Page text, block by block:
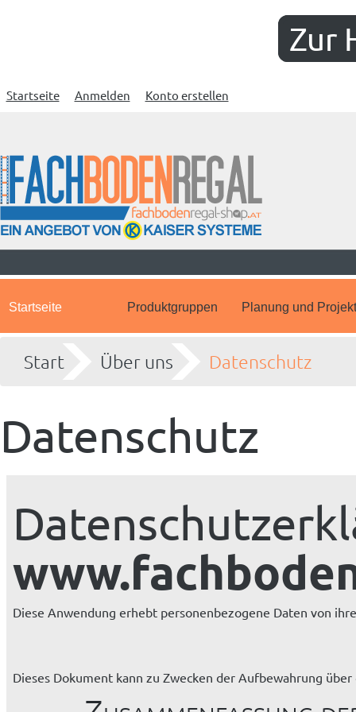
Zur
Startseite Anmelden Konto erstellen
Startseite Produktgruppen Planung und
Start Über uns Datenschutz
Datenschutz
Diese Anwendung erhebt personenbezogene Daten von
Dieses Dokument kann zu Zwecken der Aufbewahrung